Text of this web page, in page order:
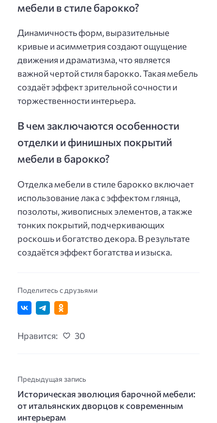
мебели в стиле барокко?
Динамичность форм, выразительные
кривые и асимметрия создают ощущение
движения и драматизма, что является
важной чертой стиля барокко. Такая мебель
создаёт эффект зрительной сочности и
торжественности интерьера.
В чем заключаются особенности
отделки и финишных покрытий
мебели в барокко?
Отделка мебели в стиле барокко включает
использование лака с эффектом глянца,
позолоты, живописных элементов, а также
тонких покрытий, подчеркивающих
роскошь и богатство декора. В результате
создаётся эффект богатства и изыска.
Поделитесь с друзьями
Нравится: 30
Предыдущая запись
Историческая эволюция барочной мебели:
от итальянских дворцов к современным
интерьерам